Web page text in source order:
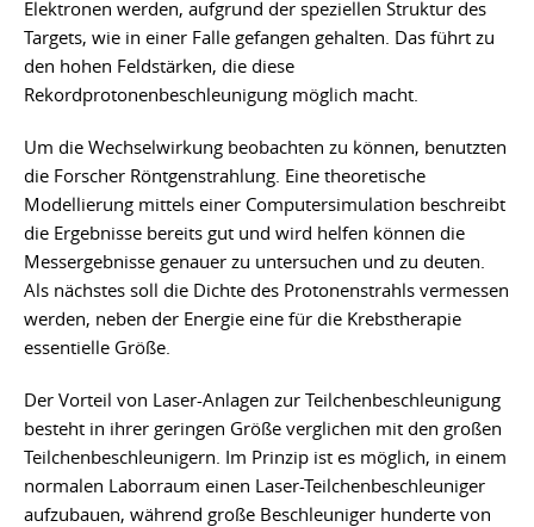
Elektronen werden, aufgrund der speziellen Struktur des
Targets, wie in einer Falle gefangen gehalten. Das führt zu
den hohen Feldstärken, die diese
Rekordprotonenbeschleunigung möglich macht.
Um die Wechselwirkung beobachten zu können, benutzten
die Forscher Röntgenstrahlung. Eine theoretische
Modellierung mittels einer Computersimulation beschreibt
die Ergebnisse bereits gut und wird helfen können die
Messergebnisse genauer zu untersuchen und zu deuten.
Als nächstes soll die Dichte des Protonenstrahls vermessen
werden, neben der Energie eine für die Krebstherapie
essentielle Größe.
Der Vorteil von Laser-Anlagen zur Teilchenbeschleunigung
besteht in ihrer geringen Größe verglichen mit den großen
Teilchenbeschleunigern. Im Prinzip ist es möglich, in einem
normalen Laborraum einen Laser-Teilchenbeschleuniger
aufzubauen, während große Beschleuniger hunderte von